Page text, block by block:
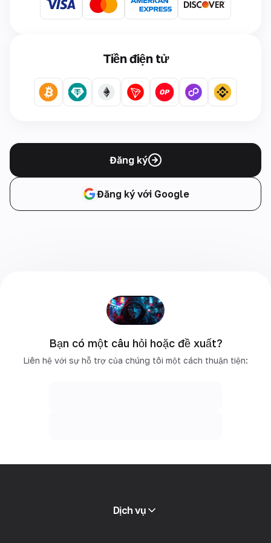
Tiền điện tử
Đăng ký
Đăng ký với Google
Bạn có một câu hỏi hoặc đề xuất?
Liên hệ với sự hỗ trợ của chúng tôi một cách thuận tiện:
Dịch vụ